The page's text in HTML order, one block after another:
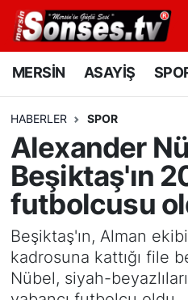
MERSİN ASAYİŞ
HABERLER SPOR
Alexander
Beşiktaş'ın
futbolcusu
Beşiktaş'ın, Alman
kadrosuna kattığı file
Nübel, siyah-
MERSİN
SPOR
GÜNÜN MANŞETİ
DÜNYA
KÜLTÜR - SANAT
Mersin Nöbetçi
Mersin Namaz
Mersin Trafik
Süper Lig Puan
Tüm Manşetler